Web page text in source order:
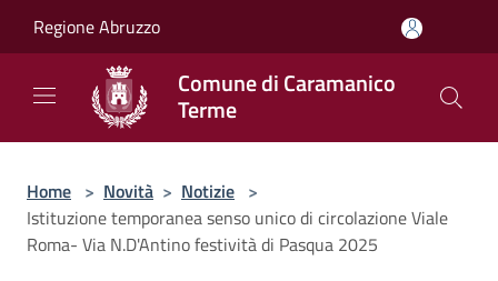
Regione Abruzzo
Comune di Caramanico
Terme
Home > Novità > Notizie >
Istituzione temporanea senso unico di circolazione Viale
Roma- Via N.D'Antino festività di Pasqua 2025